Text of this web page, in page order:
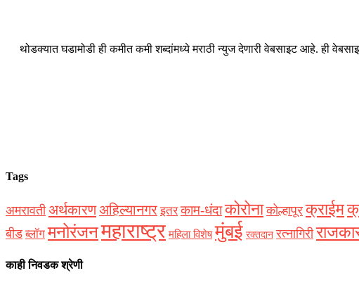
थोडक्यात घडामोडी ही कमीत कमी शब्दांमध्ये मराठी न्युज देणारी वेबसाइट आहे. ही
Tags
अमरावती अर्थकारणअहिल्यानगर इतर काम-धंदाकोरोना कोल्हापूर क्राईम
बीड ब्लॉग मनोरंजनमहाराष्ट्र महिला विशेष मुंबई रक्‍तदान रत्नागिरी
काही निवडक श्रेणी